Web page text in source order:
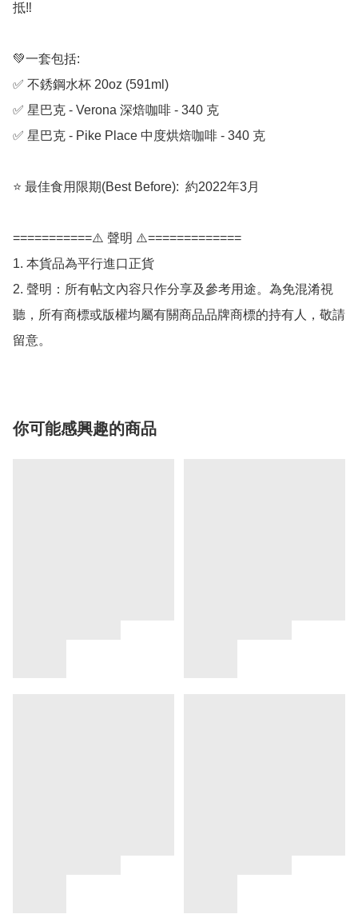
抵‼️
💚一套包括:
✅ 不銹鋼水杯 20oz (591ml)
✅ 星巴克 - Verona 深焙咖啡 - 340 克
✅ 星巴克 - Pike Place 中度烘焙咖啡 - 340 克
⭐ 最佳食用限期(Best Before):  約2022年3月
===========⚠️ 聲明 ⚠️=============
1. 本貨品為平行進口正貨
2. 聲明：所有帖文內容只作分享及參考用途。為免混淆視
聽，所有商標或版權均屬有關商品品牌商標的持有人，敬請
留意。
你可能感興趣的商品